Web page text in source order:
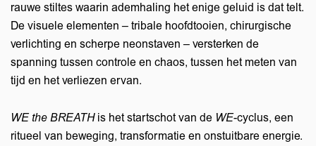
rauwe stiltes waarin ademhaling het enige geluid is dat telt.
De visuele elementen – tribale hoofdtooien, chirurgische
verlichting en scherpe neonstaven – versterken de
spanning tussen controle en chaos, tussen het meten van
tijd en het verliezen ervan.
WE the BREATHis het startschot van de WE-cyclus, een
ritueel van beweging, transformatie en onstuitbare energie.